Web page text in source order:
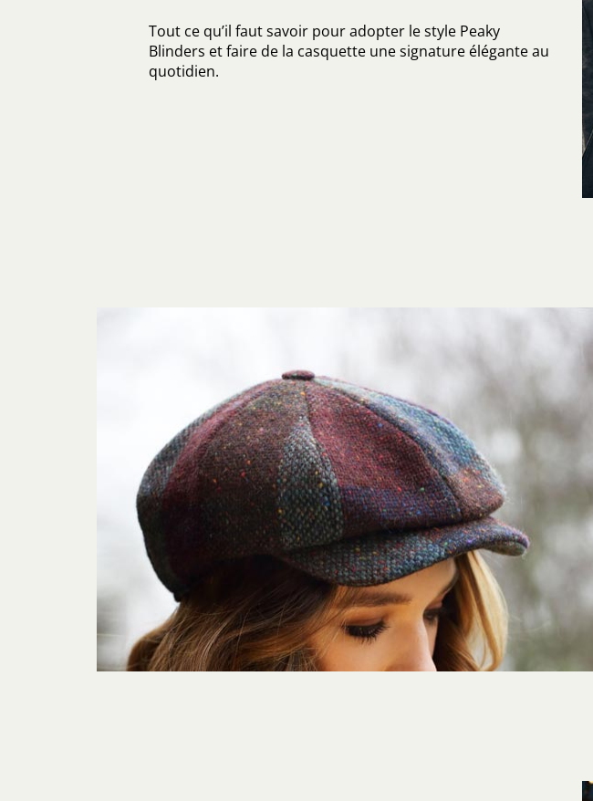
Tout ce qu’il faut savoir pour adopter le style Peaky
Blinders et faire de la casquette une signature élégante au
quotidien.